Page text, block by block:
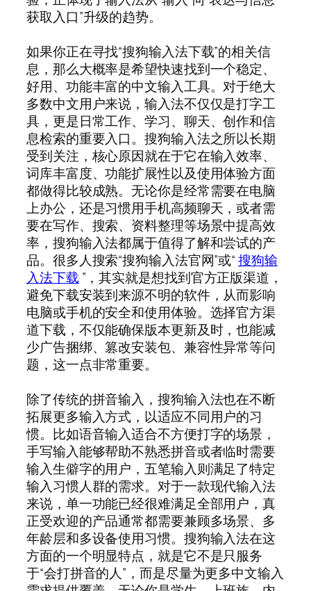
获取入口”升级的趋势。
如果你正在寻找“搜狗输入法下载”的相关信
息，那么大概率是希望快速找到一个稳定、
好用、功能丰富的中文输入工具。对于绝大
多数中文用户来说，输入法不仅仅是打字工
具，更是日常工作、学习、聊天、创作和信
息检索的重要入口。搜狗输入法之所以长期
受到关注，核心原因就在于它在输入效率、
词库丰富度、功能扩展性以及使用体验方面
都做得比较成熟。无论你是经常需要在电脑
上办公，还是习惯用手机高频聊天，或者需
要在写作、搜索、资料整理等场景中提高效
率，搜狗输入法都属于值得了解和尝试的产
品。很多人搜索“搜狗输入法官网”或“搜狗输
入法下载 ”，其实就是想找到官方正版渠道，
避免下载安装到来源不明的软件，从而影响
电脑或手机的安全和使用体验。选择官方渠
道下载，不仅能确保版本更新及时，也能减
少广告捆绑、篡改安装包、兼容性异常等问
题，这一点非常重要。
除了传统的拼音输入，搜狗输入法也在不断
拓展更多输入方式，以适应不同用户的习
惯。比如语音输入适合不方便打字的场景，
手写输入能够帮助不熟悉拼音或者临时需要
输入生僻字的用户，五笔输入则满足了特定
输入习惯人群的需求。对于一款现代输入法
来说，单一功能已经很难满足全部用户，真
正受欢迎的产品通常都需要兼顾多场景、多
年龄层和多设备使用习惯。搜狗输入法在这
方面的一个明显特点，就是它不是只服务
于“会打拼音的人”，而是尽量为更多中文输入